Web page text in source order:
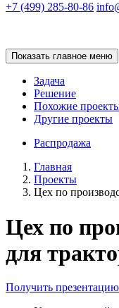
+7 (499) 285-80-86
Показать главное меню
Задача
Решение
Похожие
Другие проекты
Распродажа
Главная
Проекты
Цех по
Цех по
для
Получить